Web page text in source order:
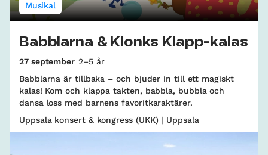
Musikal
Babblarna & Klonks Klapp-kalas
27 september 2–5 år
Babblarna är tillbaka – och bjuder in till ett magiskt
kalas! Kom och klappa takten, babbla, bubbla och
dansa loss med barnens favoritkaraktärer.
Uppsala konsert & kongress (UKK) | Uppsala